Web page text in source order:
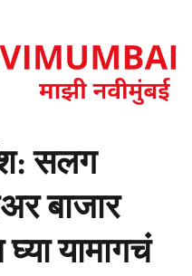
सलग
बाजार
यामागचं